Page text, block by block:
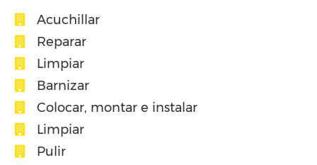
Acuchillar
Reparar
Limpiar
Barnizar
Colocar, montar e instalar
Limpiar
Pulir